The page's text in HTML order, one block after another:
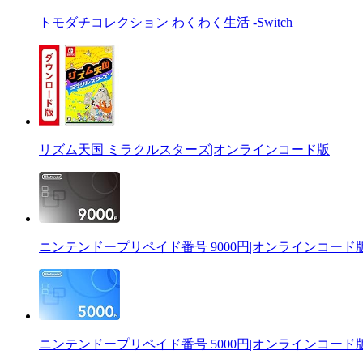
トモダチコレクション わくわく生活 -Switch
リズム天国 ミラクルスターズ|オンラインコード版
ニンテンドープリペイド番号 9000円|オンラインコード
ニンテンドープリペイド番号 5000円|オンラインコード